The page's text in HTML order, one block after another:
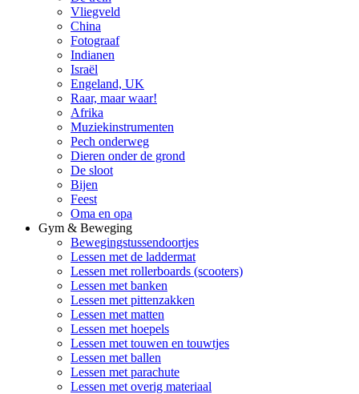
Vliegveld
China
Fotograaf
Indianen
Israël
Engeland, UK
Raar, maar waar!
Afrika
Muziekinstrumenten
Pech onderweg
Dieren onder de grond
De sloot
Bijen
Feest
Oma en opa
Gym & Beweging
Bewegingstussendoortjes
Lessen met de laddermat
Lessen met rollerboards (scooters)
Lessen met banken
Lessen met pittenzakken
Lessen met matten
Lessen met hoepels
Lessen met touwen en touwtjes
Lessen met ballen
Lessen met parachute
Lessen met overig materiaal